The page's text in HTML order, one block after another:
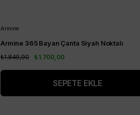
Armine
Armine 365 Bayan Çanta Siyah Noktalı
₺1.700,00
₺1.849,90
SEPETE EKLE